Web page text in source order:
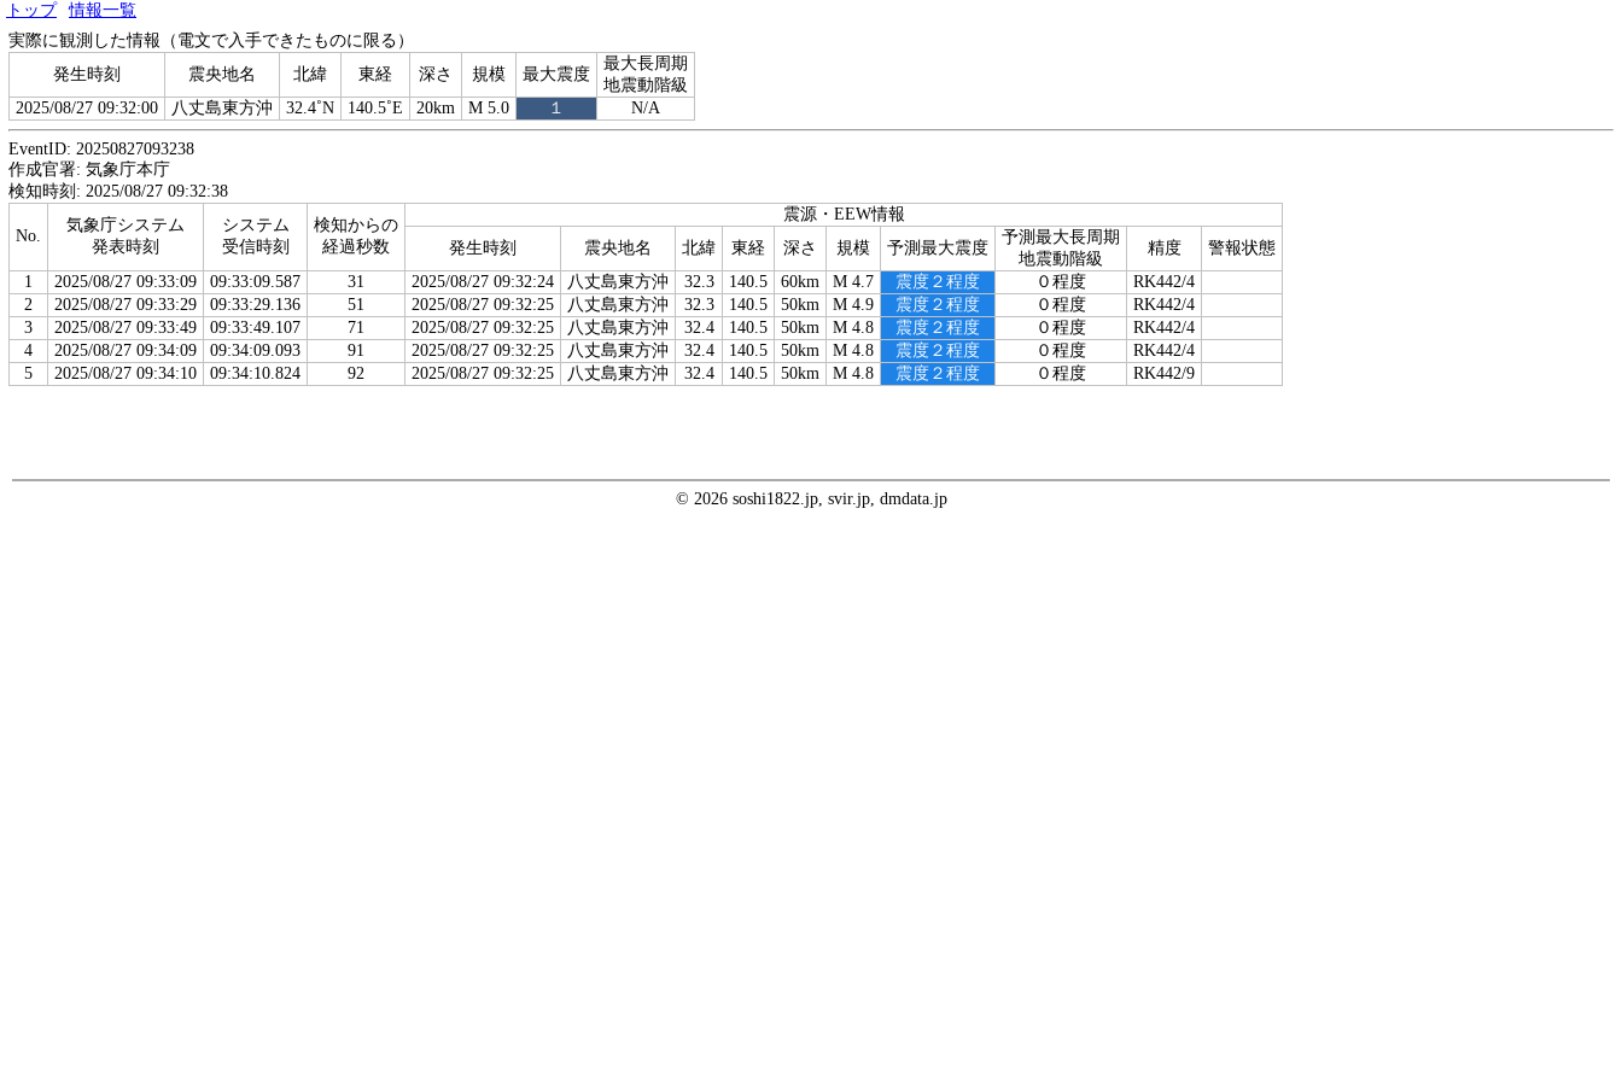
トップ
情報一覧
実際に観測した情報（電文で入手できたものに限る）
発生時刻
震央地名 北緯 東経 深さ 規模 最大震度
最大長周期
地震動階級
2025/08/27 09:32:00
八丈島東方沖 32.4˚N 140.5˚E 20km M 5.0 １ N/A
EventID: 20250827093238
作成官署: 気象庁本庁
検知時刻: 2025/08/27 09:32:38
No.
気象庁システム
発表時刻
システム
受信時刻
検知からの
経過秒数
震源・EEW情報
発生時刻
震央地名 北緯 東経 深さ 規模 予測最大震度
予測最大長周期
地震動階級
精度
警報状態
1
2025/08/27 09:33:09 09:33:09.587 31 2025/08/27 09:32:24 八丈島東方沖 32.3 140.5 60km M 4.7 震度２程度 ０程度
RK442/4
2
2025/08/27 09:33:29 09:33:29.136 51 2025/08/27 09:32:25 八丈島東方沖 32.3 140.5 50km M 4.9 震度２程度 ０程度
RK442/4
3
2025/08/27 09:33:49 09:33:49.107 71 2025/08/27 09:32:25 八丈島東方沖 32.4 140.5 50km M 4.8 震度２程度 ０程度
RK442/4
4
2025/08/27 09:34:09 09:34:09.093 91 2025/08/27 09:32:25 八丈島東方沖 32.4 140.5 50km M 4.8 震度２程度 ０程度
RK442/4
5
2025/08/27 09:34:10 09:34:10.824 92 2025/08/27 09:32:25 八丈島東方沖 32.4 140.5 50km M 4.8 震度２程度 ０程度 RK442/9
© 2026 soshi1822.jp, svir.jp, dmdata.jp